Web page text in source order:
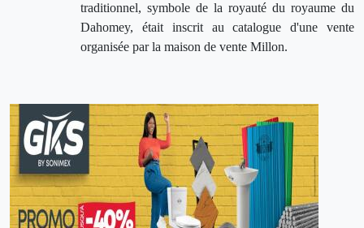
traditionnel, symbole de la royauté du royaume du
Dahomey, était inscrit au catalogue d'une vente
organisée par la maison de vente Millon.